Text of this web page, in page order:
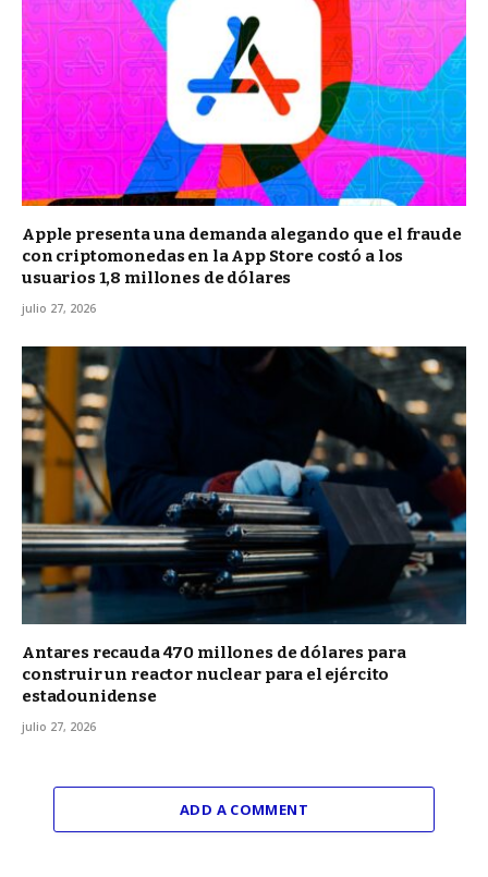
Apple presenta una demanda alegando que el fraude
con criptomonedas en la App Store costó a los
usuarios 1,8 millones de dólares
julio 27, 2026
Antares recauda 470 millones de dólares para
construir un reactor nuclear para el ejército
estadounidense
julio 27, 2026
ADD A COMMENT